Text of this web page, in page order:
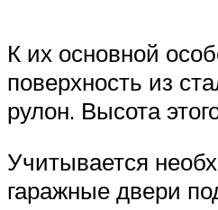
К их основной
поверхность из
рулон. Высота
Учитывается
гаражные двери